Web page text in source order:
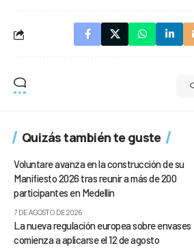
Quizás también te guste
Voluntare avanza en la construcción de su
Manifiesto 2026 tras reunir a más de 200
participantes en Medellín
7 DE AGOSTO DE 2026
La nueva regulación europea sobre envases
comienza a aplicarse el 12 de agosto